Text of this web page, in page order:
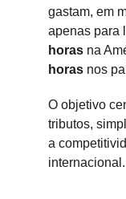
gastam, em
apenas para
horas na
horas nos
O objetivo
tributos,
a
internacional.